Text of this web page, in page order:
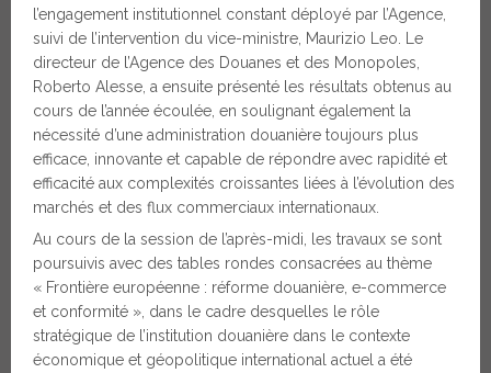
l’engagement institutionnel constant déployé par l’Agence,
suivi de l’intervention du vice-ministre, Maurizio Leo. Le
directeur de l’Agence des Douanes et des Monopoles,
Roberto Alesse, a ensuite présenté les résultats obtenus au
cours de l’année écoulée, en soulignant également la
nécessité d’une administration douanière toujours plus
efficace, innovante et capable de répondre avec rapidité et
efficacité aux complexités croissantes liées à l’évolution des
marchés et des flux commerciaux internationaux.
Au cours de la session de l’après-midi, les travaux se sont
poursuivis avec des tables rondes consacrées au thème
« Frontière européenne : réforme douanière, e-commerce
et conformité », dans le cadre desquelles le rôle
stratégique de l’institution douanière dans le contexte
économique et géopolitique international actuel a été